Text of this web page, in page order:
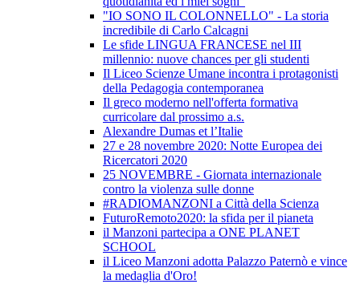
"IO SONO IL COLONNELLO" - La storia
incredibile di Carlo Calcagni
Le sfide LINGUA FRANCESE nel III
millennio: nuove chances per gli studenti
Il Liceo Scienze Umane incontra i protagonisti
della Pedagogia contemporanea
Il greco moderno nell'offerta formativa
curricolare dal prossimo a.s.
Alexandre Dumas et l’Italie
27 e 28 novembre 2020: Notte Europea dei
Ricercatori 2020
25 NOVEMBRE - Giornata internazionale
contro la violenza sulle donne
#RADIOMANZONI a Città della Scienza
FuturoRemoto2020: la sfida per il pianeta
il Manzoni partecipa a ONE PLANET
SCHOOL
il Liceo Manzoni adotta Palazzo Paternò e vince
la medaglia d'Oro!